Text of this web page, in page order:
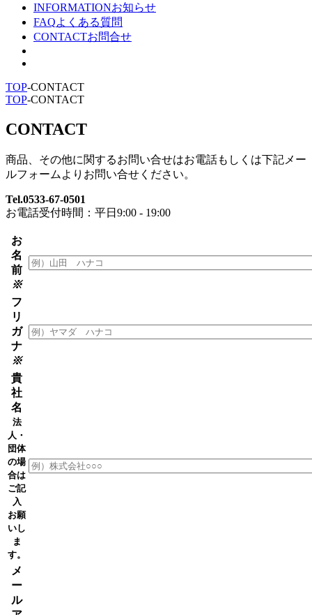
INFORMATIONお知らせ
FAQよくある質問
CONTACTお問合せ
TOP-CONTACT
TOP-CONTACT
CONTACT
商品、その他に関するお問い合せはお電話もしくは下記メー
ルフォームよりお問い合せください。
Tel.0533-67-0501
お電話受付時間：平日9:00 - 19:00
お
名
前
※
フ
リ
ガ
ナ
※
貴
社
名
法
人・
団体
の場
合は
ご記
入
お願
いし
ま
す。
メ
ー
ル